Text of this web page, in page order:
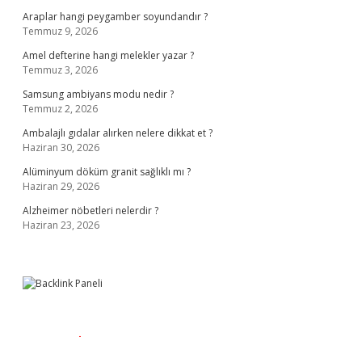
Araplar hangi peygamber soyundandır ?
Temmuz 9, 2026
Amel defterine hangi melekler yazar ?
Temmuz 3, 2026
Samsung ambiyans modu nedir ?
Temmuz 2, 2026
Ambalajlı gıdalar alırken nelere dikkat et ?
Haziran 30, 2026
Alüminyum döküm granit sağlıklı mı ?
Haziran 29, 2026
Alzheimer nöbetleri nelerdir ?
Haziran 23, 2026